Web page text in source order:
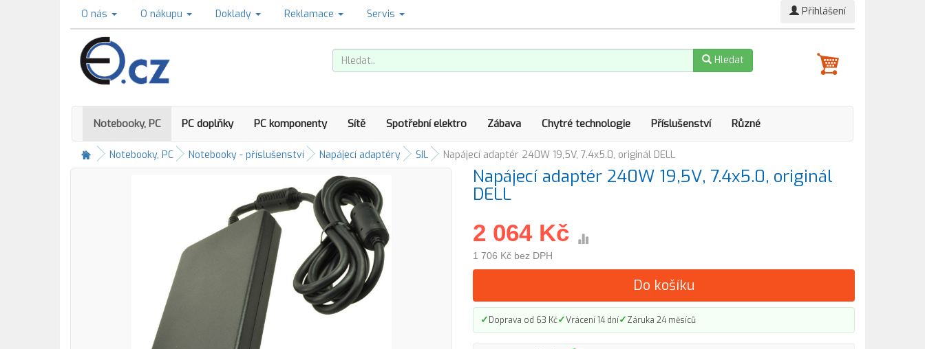
O nás O nákupu Doklady Reklamace Servis Přihlášení
Hledat
Notebooky, PC PC doplňky PC komponenty Sítě Spotřební elektro Zábava Chytré technologie Příslušenství Různé
Notebooky, PC Notebooky - příslušenství Napájecí adaptéry SIL Napájecí adaptér 240W 19,5V, 7.4x5.0, originál DELL
Napájecí adaptér 240W 19,5V, 7.4x5.0, originál
DELL
2 064 Kč
1 706 Kč bez DPH
Do košíku
✓Doprava od 63 Kč✓Vrácení 14 dní✓Záruka 24 měsíců